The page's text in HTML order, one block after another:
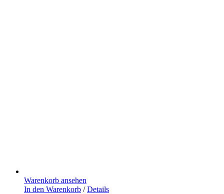
Warenkorb ansehen
In den Warenkorb / Details